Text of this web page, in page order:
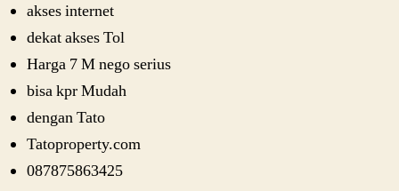
akses internet
dekat akses Tol
Harga 7 M nego serius
bisa kpr Mudah
dengan Tato
Tatoproperty.com
087875863425